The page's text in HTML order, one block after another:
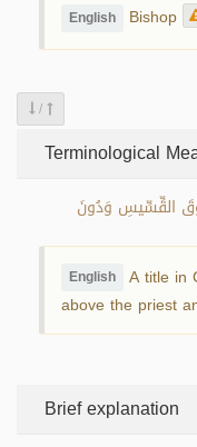
English Bishop
/
Terminological
القِّسِّيسِ وَدُونَ
English A title in
above the priest
Brief explanation